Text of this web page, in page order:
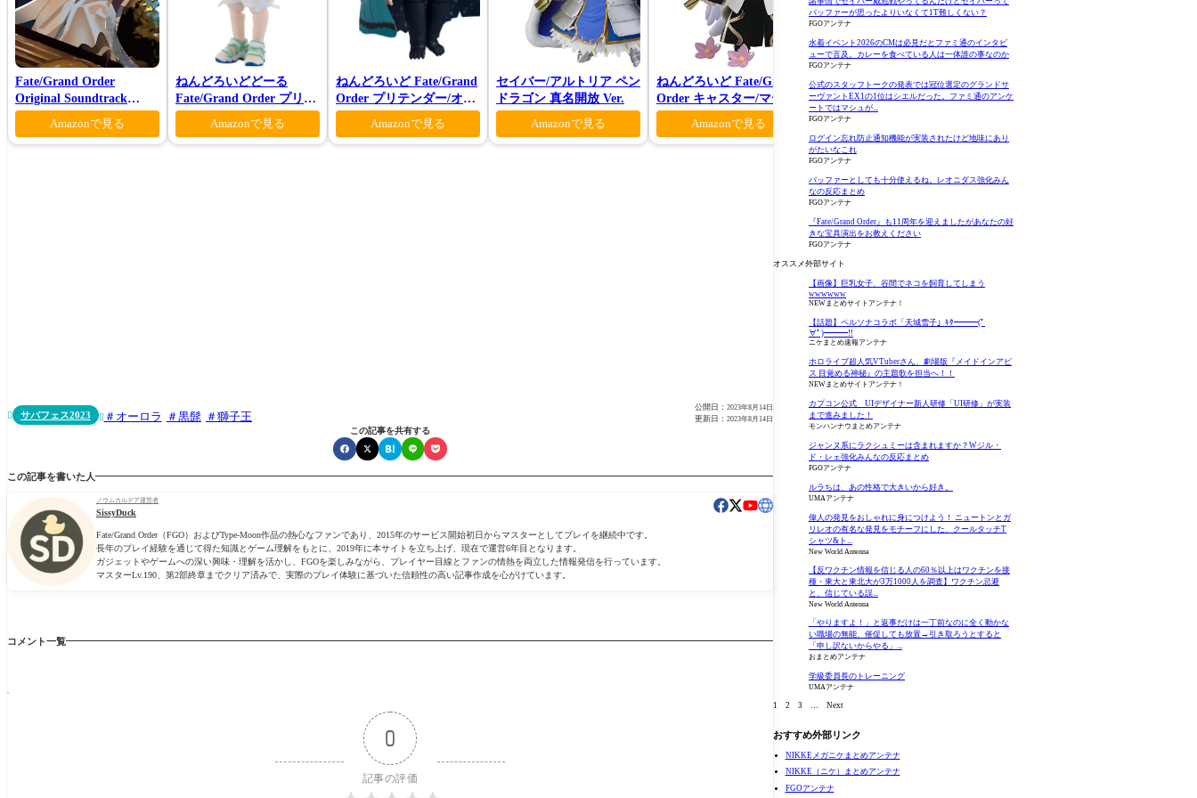
Fate/Grand Order
Original Soundtrack
Ⅶ(初回仕様限定盤)
Amazonで見る
ねんどろいどどーる
Fate/Grand Order プリテ
ンダー/オベロン 爽やかサ
マー・プリンスVer.
Amazonで見る
ねんどろいど Fate/Grand
Order プリテンダー/オベ
ロン ヴォーティガーン
Amazonで見る
セイバー/アルトリア ペン
ドラゴン 真名開放 Ver.
Amazonで見る
ねんどろいど Fate/Grand
Order キャスター/マーリ
ン 花の魔術師Ver.
Amazonで見る
Fate/Grand Order
Original Soundtrack Ⅶ
Fate/Grand Order -終局
特異点 冠位時間神殿ソロ
 サバフェス2023  オーロラ 黒髭 獅子王
公開日： 2023年8月14日
更新日： 2023年8月14日
この記事を共有する
この記事を書いた人
ノウムカルデア運営者
SissyDuck
Fate/Grand Order（FGO）およびType-Moon作品の熱心なファンであり、2015年のサービス開始初日からマスターとしてプレイを継続中です。
長年のプレイ経験を通じて得た知識とゲーム理解をもとに、2019年に本サイトを立ち上げ、現在で運営6年目となります。
ガジェットやゲームへの深い興味・理解を活かし、FGOを楽しみながら、プレイヤー目線とファンの情熱を両立した情報発信を行っています。
マスターLv.190、第2部終章までクリア済みで、実際のプレイ体験に基づいた信頼性の高い記事作成を心がけています。
コメント一覧
0
記事の評価
バッファーが思ったよりいなくて1T難しくない？
FGOアンテナ
水着イベント2026のCMは必見だとファミ通のインタビ
ューで言及。カレーを食べている人は一体誰の事なのか
FGOアンテナ
公式のスタッフトークの発表では冠位選定のグランドサ
ーヴァントEX1の1位はシエルだった。ファミ通のアンケ
ートではマシュが...
FGOアンテナ
ログイン忘れ防止通知機能が実装されたけど地味にあり
がたいなこれ
FGOアンテナ
バッファーとしても十分使えるね。レオニダス強化みん
なの反応まとめ
FGOアンテナ
『Fate/Grand Order』も11周年を迎えましたがあなたの好
きな宝具演出をお教えください
FGOアンテナ
オススメ外部サイト
【画像】巨乳女子、谷間でネコを飼育してしまう
wwwwww
NEWまとめサイトアンテナ！
【話題】ペルソナコラボ「天城雪子」ｷﾀ━━━(ﾟ
∀ﾟ)━━━!!
ニケまとめ速報アンテナ
ホロライブ超人気VTuberさん、劇場版『メイドインアビ
ス 目覚める神秘』の主題歌を担当へ！！
NEWまとめサイトアンテナ！
カプコン公式 UIデザイナー新人研修「UI研修」が実装
まで進みました！
モンハンナウまとめアンテナ
ジャンヌ系にラクシュミーは含まれますか？Wジル・
ド・レェ強化みんなの反応まとめ
FGOアンテナ
ルラちは、あの性格で大きいから好き。
UMAアンテナ
偉人の発見をおしゃれに身につけよう！ ニュートンとガ
リレオの有名な発見をモチーフにした、クールタッチT
シャツ&ト...
New World Antenna
【反ワクチン情報を信じる人の60％以上はワクチンを接
種・東大と東北大が3万1000人を調査】ワクチン忌避
と、信じている誤...
New World Antenna
「やりますよ！」と返事だけは一丁前なのに全く動かな
い職場の無能、催促しても放置→引き取ろうとすると
「申し訳ないからやる」...
おまとめアンテナ
学級委員長のトレーニング
UMAアンテナ
1 2 3 Next
おすすめ外部リンク
NIKKEメガニケまとめアンテナ
NIKKE（ニケ）まとめアンテナ
FGOアンテナ